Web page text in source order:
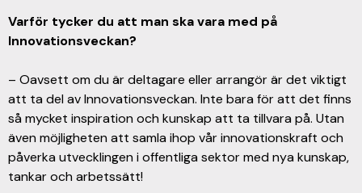
Varför tycker du att man ska vara med på
Innovationsveckan?
– Oavsett om du är deltagare eller arrangör är det viktigt
att ta del av Innovationsveckan. Inte bara för att det finns
så mycket inspiration och kunskap att ta tillvara på. Utan
även möjligheten att samla ihop vår innovationskraft och
påverka utvecklingen i offentliga sektor med nya kunskap,
tankar och arbetssätt!